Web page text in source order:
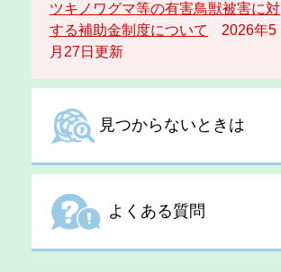
ツキノワグマ等の有害鳥獣被害に対
する補助金制度について
2026年5
月27日更新
見つからないときは
よくある質問